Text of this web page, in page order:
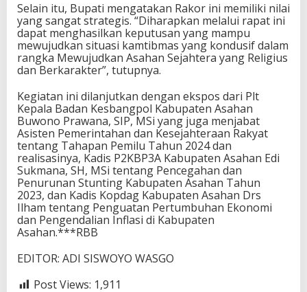
Selain itu, Bupati mengatakan Rakor ini memiliki nilai
yang sangat strategis. “Diharapkan melalui rapat ini
dapat menghasilkan keputusan yang mampu
mewujudkan situasi kamtibmas yang kondusif dalam
rangka Mewujudkan Asahan Sejahtera yang Religius
dan Berkarakter”, tutupnya.
Kegiatan ini dilanjutkan dengan ekspos dari Plt
Kepala Badan Kesbangpol Kabupaten Asahan
Buwono Prawana, SIP, MSi yang juga menjabat
Asisten Pemerintahan dan Kesejahteraan Rakyat
tentang Tahapan Pemilu Tahun 2024 dan
realisasinya, Kadis P2KBP3A Kabupaten Asahan Edi
Sukmana, SH, MSi tentang Pencegahan dan
Penurunan Stunting Kabupaten Asahan Tahun
2023, dan Kadis Kopdag Kabupaten Asahan Drs
Ilham tentang Penguatan Pertumbuhan Ekonomi
dan Pengendalian Inflasi di Kabupaten
Asahan.***RBB
EDITOR: ADI SISWOYO WASGO
Post Views: 1,911